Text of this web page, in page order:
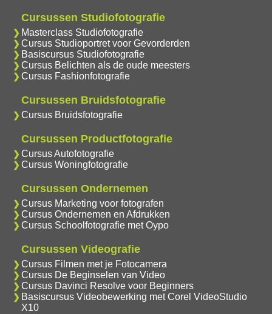
Cursussen Studiofotografie
Masterclass Studiofotografie
Cursus Studioportret voor Gevorderden
Basiscursus Studiofotografie
Cursus Belichten als de oude meesters
Cursus Fashionfotografie
Cursussen Bruidsfotografie
Cursus Bruidsfotografie
Cursussen Productfotografie
Cursus Autofotografie
Cursus Woningfotografie
Cursussen Ondernemen
Cursus Marketing voor fotografen
Cursus Ondernemen en Afdrukken
Cursus Schoolfotografie met Oypo
Cursussen Videografie
Cursus Filmen met je Fotocamera
Cursus De Beginselen van Video
Cursus Davinci Resolve voor Beginners
Basiscursus Videobewerking met Corel VideoStudio
X10